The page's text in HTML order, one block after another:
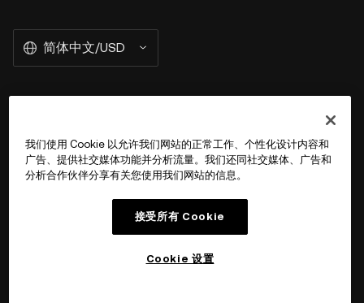
简体中文/USD
产品
我们使用 Cookie 以允许我们网站的正常工作、个性化设计内容和
广告、提供社交媒体功能并分析流量。我们还同社交媒体、广告和
分析合作伙伴分享有关您使用我们网站的信息。
接受所有 Cookie
Cookie 设置